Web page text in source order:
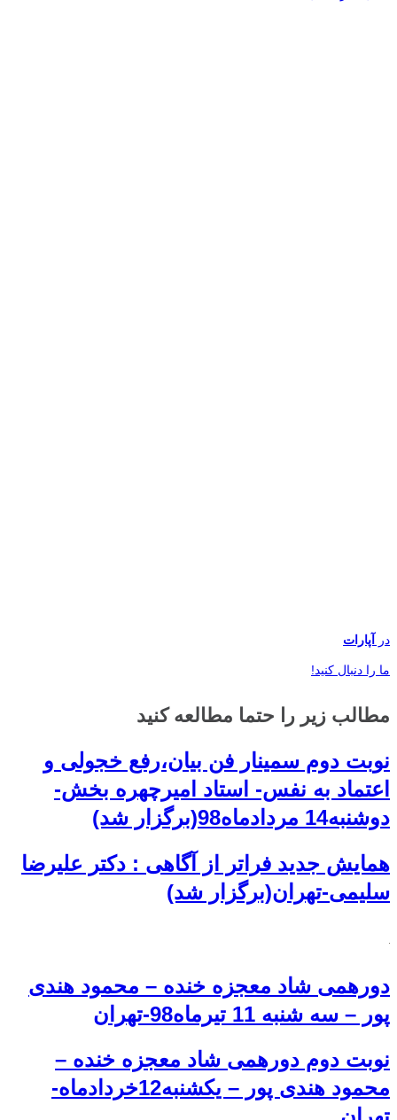
در آپارات
ما را دنبال کنید!
مطالب زیر را حتما مطالعه کنید
نوبت دوم سمینار فن بیان،رفع خجولی و
اعتماد به نفس- استاد امیرچهره بخش-
دوشنبه14 مردادماه98(برگزار شد)
همایش جدید فراتر از آگاهی : دکتر علیرضا
سلیمی-تهران(برگزار شد)
دورهمی شاد معجزه خنده – محمود هندی
پور – سه شنبه 11 تیرماه98-تهران
نوبت دوم دورهمی شاد معجزه خنده –
محمود هندی پور – یکشنبه12خردادماه-